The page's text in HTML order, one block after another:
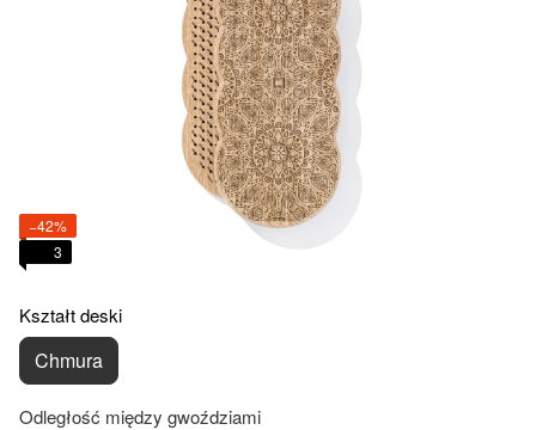
−42%
3
Kształt deski
Chmura
Odległość między gwoździami